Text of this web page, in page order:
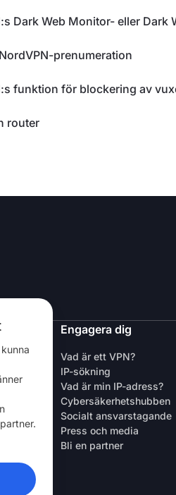
Dark Web Monitor- eller
prenumeration
funktion för blockering av
router
Engagera dig
Vad är ett VPN?
IP-sökning
Vad är min IP-adress?
Cybersäkerhetshubben
Socialt ansvarstagande
Press och media
Bli en partner